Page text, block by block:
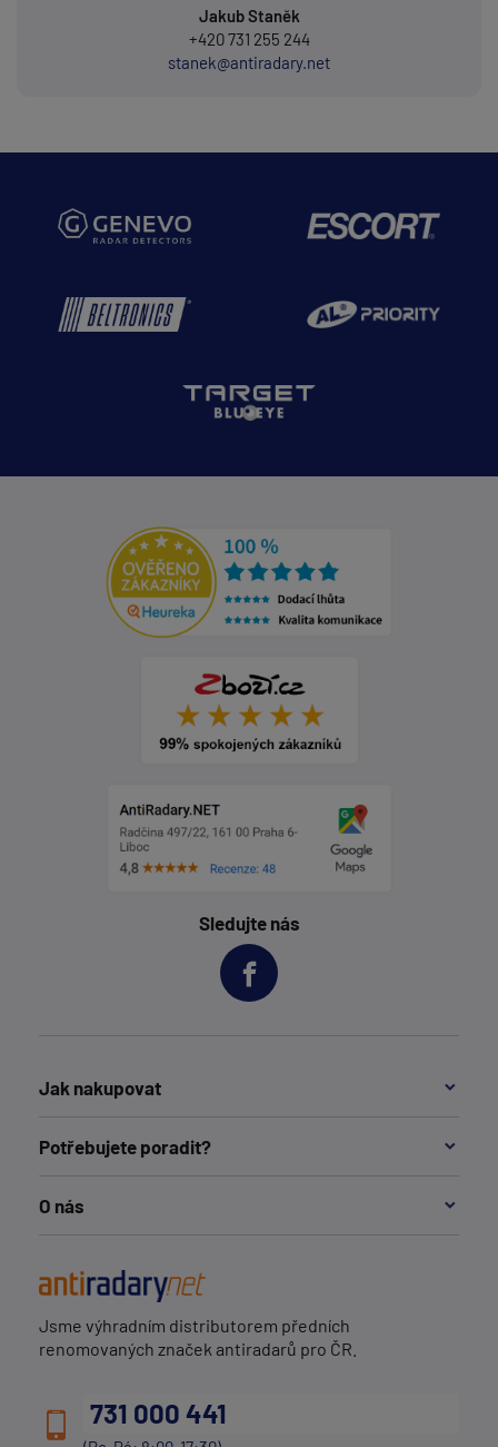
Jakub Staněk
+420 731 255 244
stanek@antiradary.net
Sledujte nás
Jak nakupovat
Potřebujete poradit?
O nás
Jsme výhradním distributorem předních
renomovaných značek antiradarů pro ČR.
731 000 441